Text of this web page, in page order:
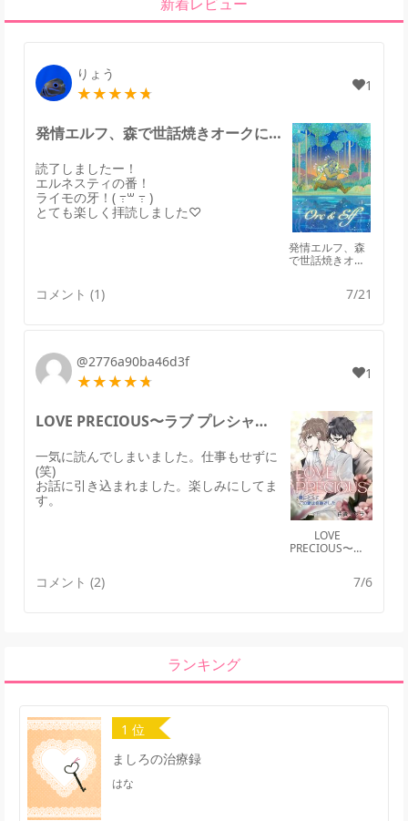
りょう
1
発情エルフ、森で世話焼きオークに拾われる。のレビュー
読了しましたー！
エルネスティの番！
ライモの牙！( ߹꒳ ߹ )
とても楽しく拝読しました♡
発情エルフ、森
で世話焼きオー
コメント (1) 7/21
@2776a90ba46d3f
1
LOVE PRECIOUS〜ラブ プレシャスのレビュー
一気に読んでしまいました。仕事もせずに
(笑)
お話に引き込まれました。楽しみにしてま
す。
LOVE
PRECIOUS〜ラ
コメント (2) 7/6
ランキング
1 位
ましろの治療録
はな